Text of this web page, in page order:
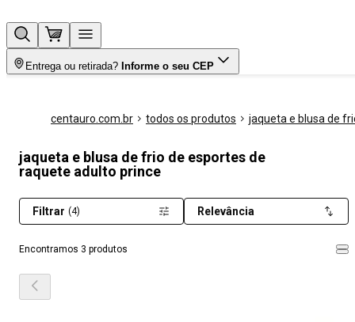
Entrega ou retirada? Informe o seu CEP
centauro.com.br todos os produtos jaqueta e blusa de
jaqueta e blusa de frio de esportes de
raquete adulto prince
Encontramos 3 produtos
Filtrar (4) Relevância